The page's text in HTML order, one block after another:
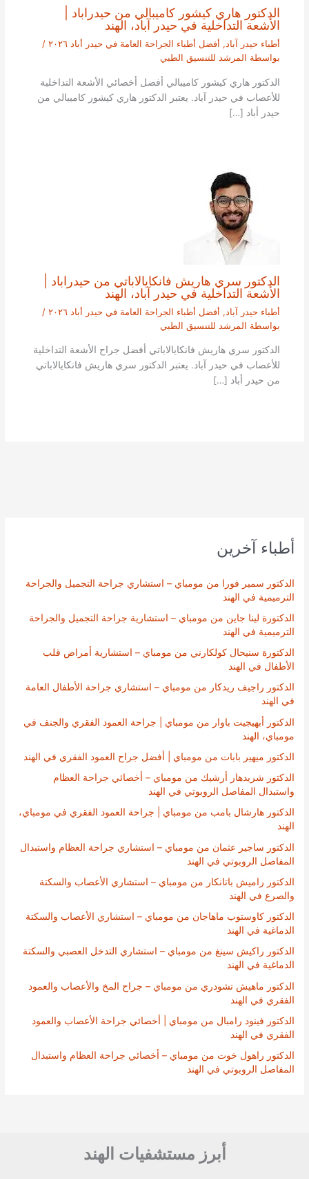
أطباء آخرين
الدكتور سمير فورا من مومباي – استشاري جراحة التجميل والجراحة
الترميمية في الهند
الدكتورة لينا جاين من مومباي – استشارية جراحة التجميل والجراحة
الترميمية في الهند
الدكتورة سنيحال كولكارني من مومباي – استشارية أمراض قلب
الأطفال في الهند
الدكتور راجيف ريدكار من مومباي – استشاري جراحة الأطفال العامة
في الهند
الدكتور أبهيجيت باوار من مومباي | جراحة العمود الفقري والجنف في
مومباي، الهند
الدكتور ميهير بابات من مومباي | أفضل جراح العمود الفقري في الهند
الدكتور شريدهار أرشيك من مومباي – أخصائي جراحة العظام
واستبدال المفاصل الروبوتي في الهند
الدكتور هارشال بامب من مومباي | جراحة العمود الفقري في مومباي،
الهند
الدكتور ساجير عثمان من مومباي – استشاري جراحة العظام واستبدال
المفاصل الروبوتي في الهند
الدكتور راميش باتانكار من مومباي – استشاري الأعصاب والسكتة
والصرع في الهند
الدكتور كاوستوب ماهاجان من مومباي – استشاري الأعصاب والسكتة
الدماغية في الهند
الدكتور راكيش سينغ من مومباي – استشاري التدخل العصبي والسكتة
الدماغية في الهند
الدكتور ماهيش تشودري من مومباي – جراح المخ والأعصاب والعمود
الفقري في الهند
الدكتور فينود رامبال من مومباي | أخصائي جراحة الأعصاب والعمود
الفقري في الهند
الدكتور راهول خوت من مومباي – أخصائي جراحة العظام واستبدال
المفاصل الروبوتي في الهند
الدكتور هاري كيشور كاميبالي من حيدراباد |
الأشعة التداخلية في حيدر آباد، الهند
أطباء حيدر آباد, أفضل أطباء الجراحة العامة في حيدر أباد ٢٠٢٦
/
بواسطة المرشد للتنسيق الطبي
الدكتور هاري كيشور كاميبالي أفضل أخصائي الأشعة التداخلية
للأعصاب في حيدر آباد. يعتبر الدكتور هاري كيشور كاميبالي من
حيدر أباد […]
الدكتور سري هاريش فانكايالاباتي من حيدراباد |
الأشعة التداخلية في حيدر آباد، الهند
أطباء حيدر آباد , أفضل أطباء الجراحة العامة في حيدر أباد ٢٠٢٦
/
بواسطة المرشد للتنسيق الطبي
الدكتور سري هاريش فانكايالاباتي أفضل جراح الأشعة التداخلية
للأعصاب في حيدر آباد. يعتبر الدكتور سري هاريش فانكايالاباتي
من حيدر أباد […]
أبرز مستشفيات الهند